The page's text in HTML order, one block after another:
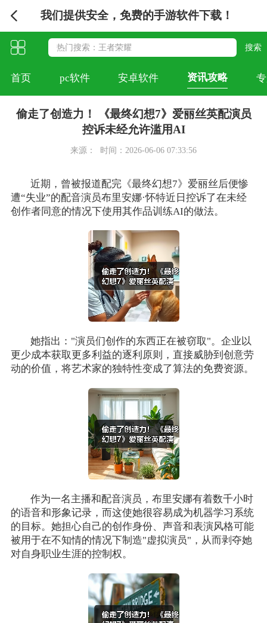
我们提供安全，免费的手游软件下载！
首页 pc软件 安卓软件 资讯攻略
偷走了创造力！ 《最终幻想7》爱丽丝英配演员
控诉未经允许滥用AI
来源： 时间：2026-06-06 07:33:56
近期，曾被报道配完《最终幻想7》爱丽丝后便惨
遭“失业”的配音演员布里安娜·怀特近日控诉了在未经
创作者同意的情况下使用其作品训练AI的做法。
她指出："演员们创作的东西正在被窃取"。企业以
更少成本获取更多利益的逐利原则，直接威胁到创意劳
动的价值，将艺术家的独特性变成了算法的免费资源。
作为一名主播和配音演员，布里安娜有着数千小时
的语音和形象记录，而这使她很容易成为机器学习系统
的目标。她担心自己的创作身份、声音和表演风格可能
被用于在不知情的情况下制造"虚拟演员"，从而剥夺她
对自身职业生涯的控制权。